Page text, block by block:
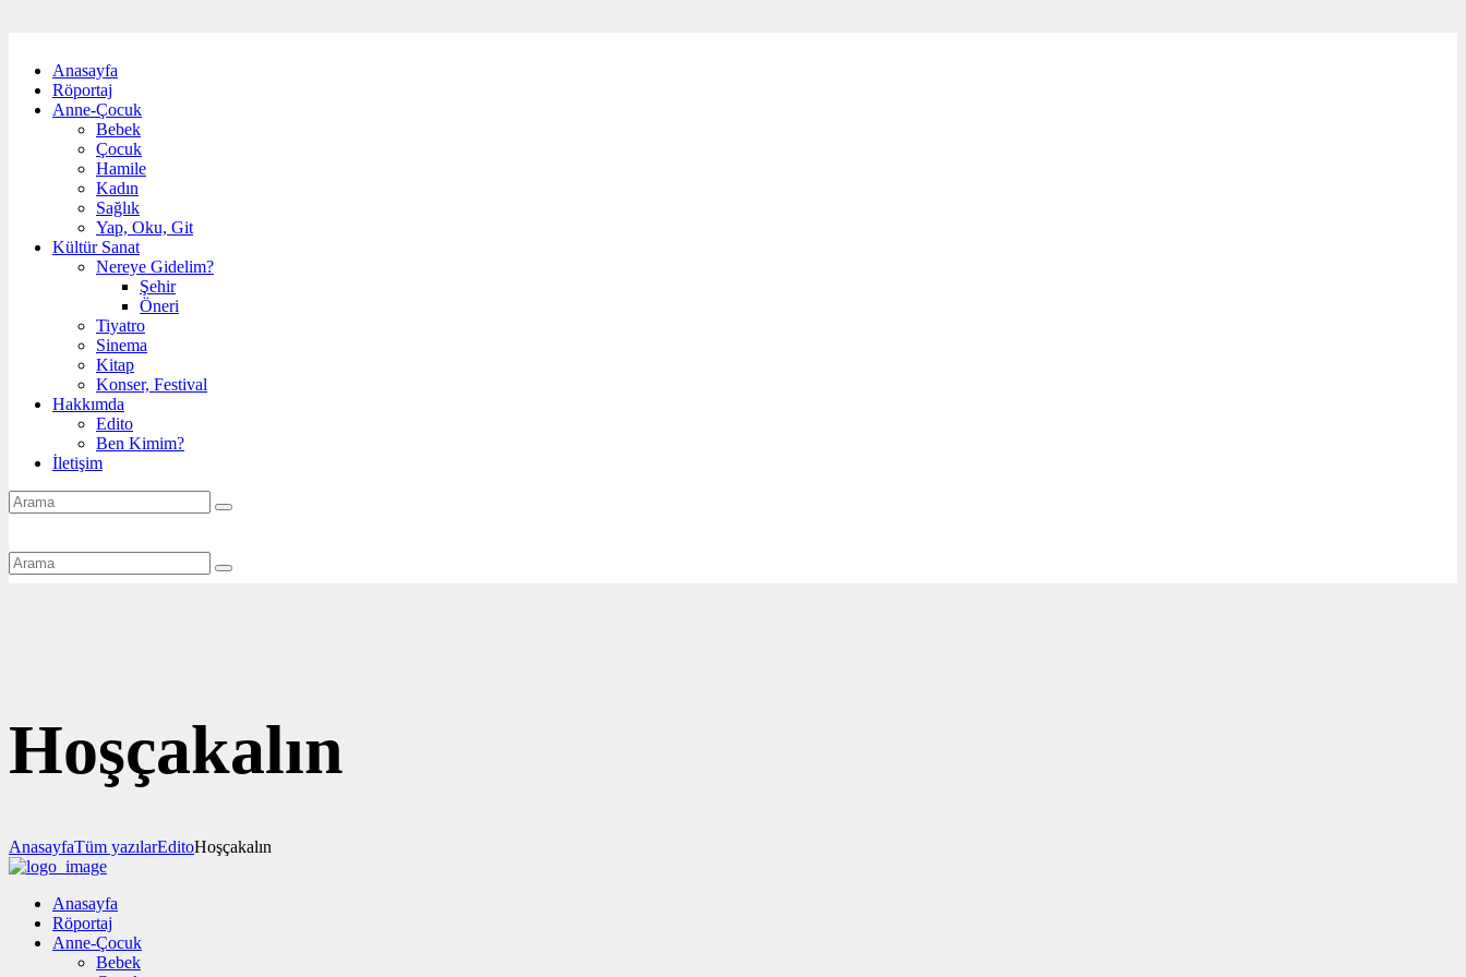
Anasayfa
Röportaj
Anne-Çocuk
Bebek
Çocuk
Hamile
Kadın
Sağlık
Yap, Oku, Git
Kültür Sanat
Nereye Gidelim?
Şehir
Öneri
Tiyatro
Sinema
Kitap
Konser, Festival
Hakkımda
Edito
Ben Kimim?
İletişim
Hoşçakalın
AnasayfaTüm yazılarEditoHoşçakalın
Anasayfa
Röportaj
Anne-Çocuk
Bebek